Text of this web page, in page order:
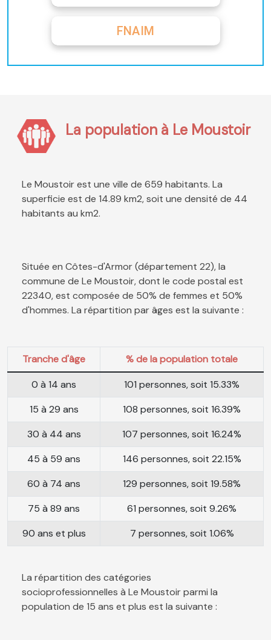
FNAIM
La population à Le Moustoir
Le Moustoir est une ville de 659 habitants. La
superficie est de 14.89 km2, soit une densité de 44
habitants au km2.
Située en Côtes-d'Armor (département 22), la
commune de Le Moustoir, dont le code postal est
22340, est composée de 50% de femmes et 50%
d'hommes. La répartition par âges est la suivante :
Tranche d'âge
% de la population totale
0 à 14 ans
101 personnes, soit 15.33%
15 à 29 ans
108 personnes, soit 16.39%
30 à 44 ans
107 personnes, soit 16.24%
45 à 59 ans
146 personnes, soit 22.15%
60 à 74 ans
129 personnes, soit 19.58%
75 à 89 ans
61 personnes, soit 9.26%
90 ans et plus
7 personnes, soit 1.06%
La répartition des catégories
socioprofessionnelles à Le Moustoir parmi la
population de 15 ans et plus est la suivante :